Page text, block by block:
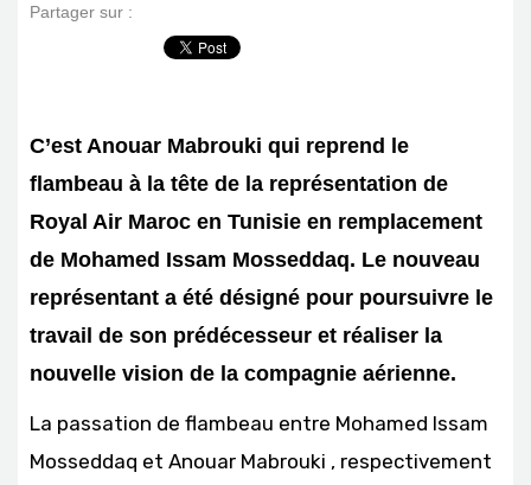
Partager sur :
C’est Anouar Mabrouki qui reprend le
flambeau à la tête de la représentation de
Royal Air Maroc en Tunisie en remplacement
de Mohamed Issam Mosseddaq. Le nouveau
représentant a été désigné pour poursuivre le
travail de son prédécesseur et réaliser la
nouvelle vision de la compagnie aérienne.
La passation de flambeau entre Mohamed Issam
Mosseddaq et Anouar Mabrouki , respectivement